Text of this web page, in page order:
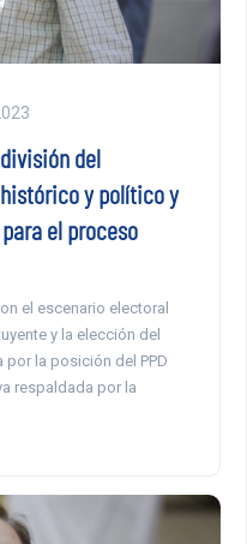
del
y político y
el proceso
el escenario electoral
y la elección del
la posición del PPD
respaldada por la